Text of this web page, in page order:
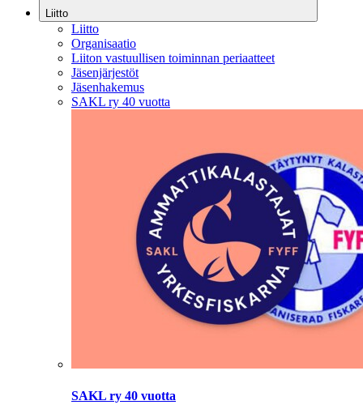
Liitto
Liitto
Organisaatio
Liiton vastuullisen toiminnan periaatteet
Jäsenjärjestöt
Jäsenhakemus
SAKL ry 40 vuotta
SAKL ry 40 vuotta